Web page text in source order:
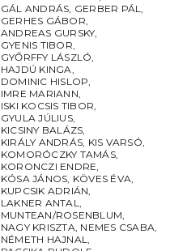
GÁL ANDRÁS, GERBER PÁL,
GERHES GÁBOR,
ANDREAS GURSKY,
GYENIS TIBOR,
GYŐRFFY LÁSZLÓ,
HAJDÚ KINGA,
DOMINIC HISLOP,
IMRE MARIANN,
ISKI KOCSIS TIBOR,
GYULA JÚLIUS,
KICSINY BALÁZS,
KIRÁLY ANDRÁS, KIS VARSÓ,
KOMORÓCZKY TAMÁS,
KORONCZI ENDRE,
KÓSA JÁNOS, KÖVES ÉVA,
KUPCSIK ADRIÁN,
LAKNER ANTAL,
MUNTEAN/ROSENBLUM,
NAGY KRISZTA, NEMES CSABA,
NÉMETH HAJNAL,